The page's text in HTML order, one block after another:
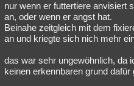
nur wenn er futtertiere anvisiert
an, oder wenn er angst hat.
Beinahe zeitgleich mit dem
an und kriegte sich nich mehr
das war sehr ungewöhnlich, da
keinen erkennbaren grund dafür